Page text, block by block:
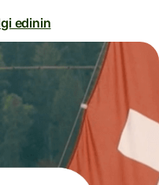
edinin